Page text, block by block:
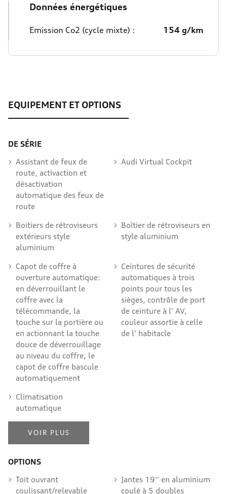
Données énergétiques
Emission Co2 (cycle mixte) : 154 g/km
DE SÉRIE
Assistant de feux de
route, activaction et
désactivation
automatique des feux de
route
Audi Virtual Cockpit
Boitiers de rétroviseurs
extérieurs style
aluminium
Boîtier de rétroviseurs en
style aluminium
Capot de coffre à
ouverture automatique:
en déverrouillant le
coffre avec la
télécommande, la
touche sur la portière ou
en actionnant la touche
douce de déverrouillage
au niveau du coffre, le
capot de coffre bascule
automatiquement
Ceintures de sécurité
automatiques à trois
points pour tous les
sièges, contrôle de port
de ceinture à l' AV,
couleur assortie à celle
de l' habitacle
Climatisation
automatique
VOIR PLUS
OPTIONS
Toit ouvrant
coulissant/relevable
Jantes 19'' en aluminium
coulé à 5 doubles